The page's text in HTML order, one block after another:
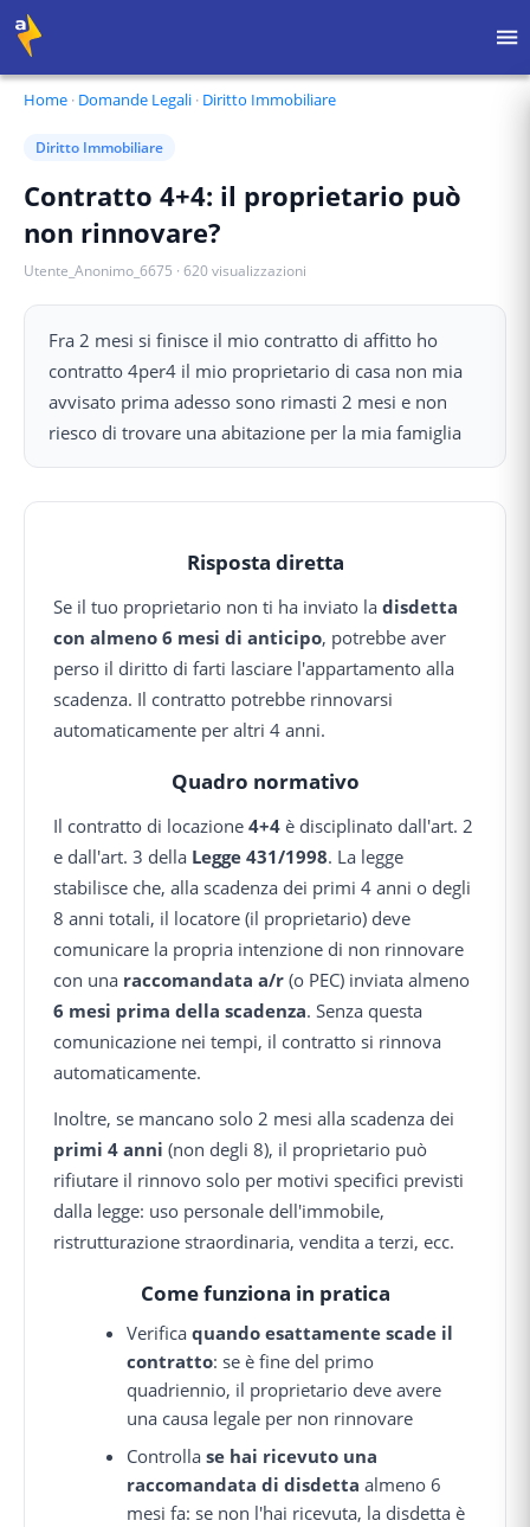
Home · Domande Legali · Diritto Immobiliare
Diritto Immobiliare
Contratto 4+4: il proprietario può
non rinnovare?
Utente_Anonimo_6675 · 620visualizzazioni
Fra 2 mesi si finisce il mio contratto di affitto ho
contratto 4per4 il mio proprietario di casa non mia
avvisato prima adesso sono rimasti 2 mesi e non
riesco di trovare una abitazione per la mia famiglia
Risposta diretta
Se il tuo proprietario non ti ha inviato la disdetta
con almeno 6 mesi di anticipo, potrebbe aver
perso il diritto di farti lasciare l'appartamento alla
scadenza. Il contratto potrebbe rinnovarsi
automaticamente per altri 4 anni.
Quadro normativo
Il contratto di locazione 4+4 è disciplinato dall'art. 2
e dall'art. 3 della Legge 431/1998. La legge
stabilisce che, alla scadenza dei primi 4 anni o degli
8 anni totali, il locatore (il proprietario) deve
comunicare la propria intenzione di non rinnovare
con una raccomandata a/r (o PEC) inviata almeno
6 mesi prima della scadenza. Senza questa
comunicazione nei tempi, il contratto si rinnova
automaticamente.
Inoltre, se mancano solo 2 mesi alla scadenza dei
primi 4 anni (non degli 8), il proprietario può
rifiutare il rinnovo solo per motivi specifici previsti
dalla legge: uso personale dell'immobile,
ristrutturazione straordinaria, vendita a terzi, ecc.
Come funziona in pratica
Verificaquando esattamente scade il
contratto: se è fine del primo
quadriennio, il proprietario deve avere
una causa legale per non rinnovare
Controllase hai ricevuto una
raccomandata di disdetta almeno 6
mesi fa: se non l'hai ricevuta, la disdetta è